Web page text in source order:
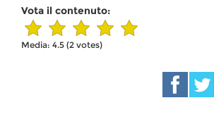
Vota il contenuto:
Media: 4.5 (2 votes)